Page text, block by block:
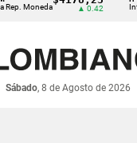
Moneda ▲ 0.42
Sábado, 8 de Agosto de 2026